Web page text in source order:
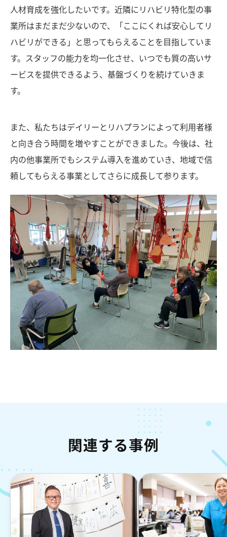
人材育成を強化したいです。近隣にリハビリ特化型の事
業所はまだまだ少ないので、「ここにくれば安心してリ
ハビリができる」と思ってもらえることを目指していま
す。スタッフの能力を均一化させ、いつでも質の高いサ
ービスを提供できるよう、基盤づくりを続けていきま
す。
また、私たちはデイリーとリハプランによって利用者様
と向き合う時間を増やすことができました。今後は、社
内の他事業所でもシステム導入を進めていき、地域で信
頼してもらえる事業としてさらに成長して参ります。
関連する事例